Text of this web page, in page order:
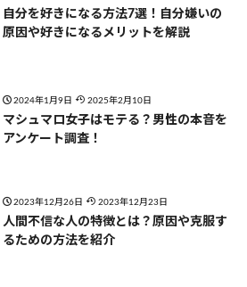
自分を好きになる方法7選！自分嫌いの
原因や好きになるメリットを解説
2024年1月9日 2025年2月10日
マシュマロ女子はモテる？男性の本音を
アンケート調査！
2023年12月26日 2023年12月23日
人間不信な人の特徴とは？原因や克服す
るための方法を紹介